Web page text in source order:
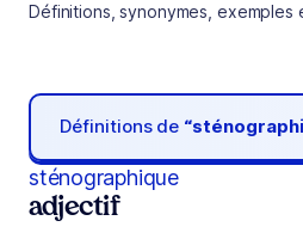
Définitions, synonymes, exemples
Définitions de
sténographique
adjectif